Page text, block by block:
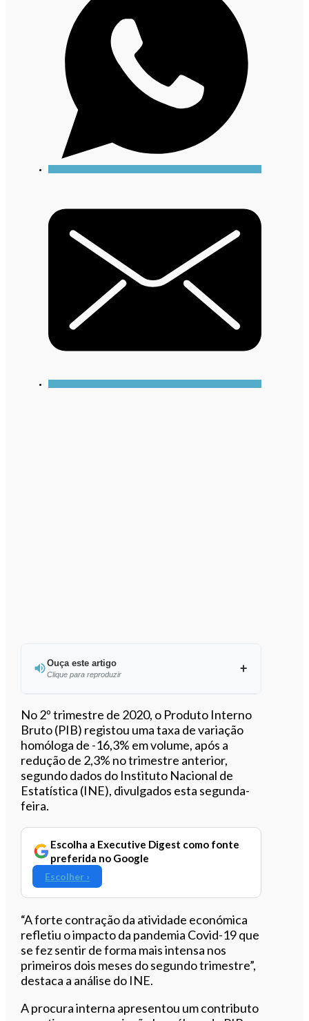
Ouça este artigo
Clique para reproduzir
Ouvir este artigo
No 2º trimestre de 2020, o Produto Interno
Bruto (PIB) registou uma taxa de variação
homóloga de -16,3% em volume, após a
redução de 2,3% no trimestre anterior,
segundo dados do Instituto Nacional de
Estatística (INE), divulgados esta segunda-
feira.
Escolha a Executive Digest como fonte
preferida no Google
Escolher ›
“A forte contração da atividade económica
refletiu o impacto da pandemia Covid-19 que
se fez sentir de forma mais intensa nos
primeiros dois meses do segundo trimestre”,
destaca a análise do INE.
A procura interna apresentou um contributo